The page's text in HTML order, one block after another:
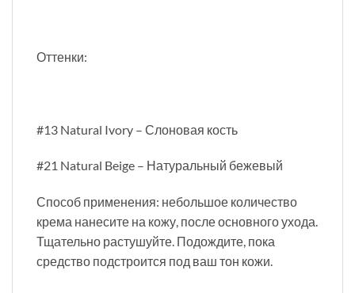
Оттенки:
#13 Natural Ivory – Слоновая кость
#21 Natural Beige – Натуральный бежевый
Способ применения: небольшое количество
крема нанесите на кожу, после основного ухода.
Тщательно растушуйте. Подождите, пока
средство подстроится под ваш тон кожи.